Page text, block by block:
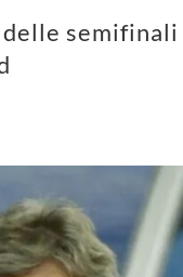
semifinali